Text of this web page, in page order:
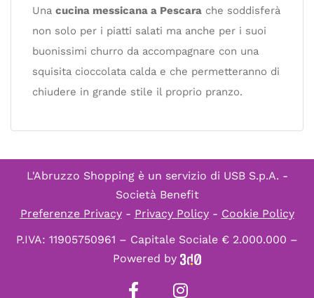
Una cucina messicana a Pescara che soddisferà
non solo per i piatti salati ma anche per i suoi
buonissimi churro da accompagnare con una
squisita cioccolata calda e che permetteranno di
chiudere in grande stile il proprio pranzo.
L'Abruzzo Shopping è un servizio di USB S.p.A. -
Società Benefit
Preferenze Privacy- Privacy Policy- Cookie Policy
P.IVA: 11905750961 – Capitale Sociale € 2.000.000 –
Powered by